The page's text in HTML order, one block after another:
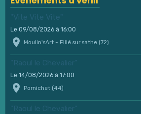
"Vite Vite Vite"
Le 09/08/2026 à 16:00
Moulin'sArt - Fillé sur sathe (72)
"Raoul le Chevalier"
Le 14/08/2026 à 17:00
Pornichet (44)
"Raoul le Chevalier"